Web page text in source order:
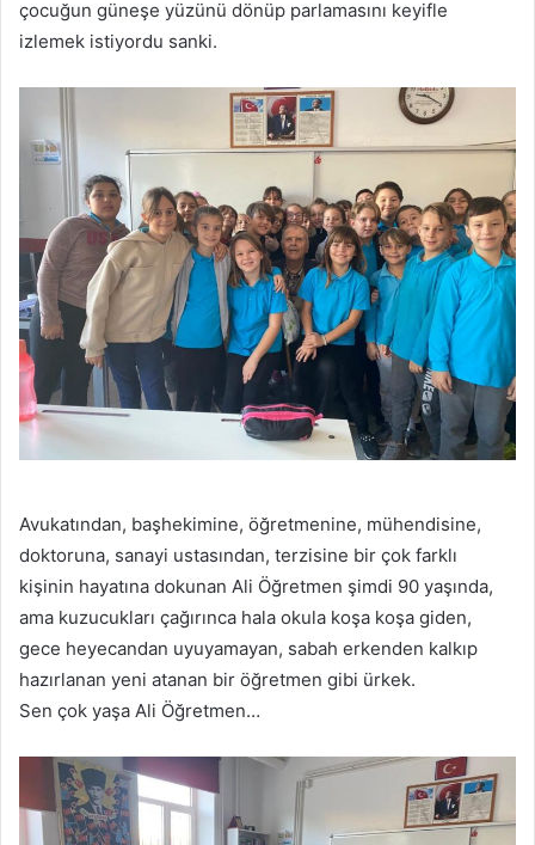
çocuğun güneşe yüzünü dönüp parlamasını keyifle
izlemek istiyordu sanki.
Avukatından, başhekimine, öğretmenine, mühendisine,
doktoruna, sanayi ustasından, terzisine bir çok farklı
kişinin hayatına dokunan Ali Öğretmen şimdi 90 yaşında,
ama kuzucukları çağırınca hala okula koşa koşa giden,
gece heyecandan uyuyamayan, sabah erkenden kalkıp
hazırlanan yeni atanan bir öğretmen gibi ürkek.
Sen çok yaşa Ali Öğretmen…